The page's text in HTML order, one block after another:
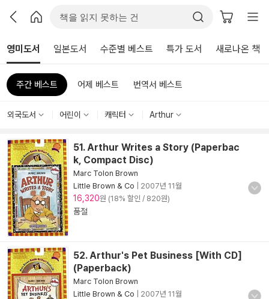
영미도서 일본도서 수준별 베스트 특가 도서 새로나온 책
주간 베스트 어제 베스트 번역서 베스트
외국도서 어린이 캐릭터 Arthur
51. Arthur Writes a Story (Paperbac
k, Compact Disc)
Marc Tolon Brown
Little Brown & Co
2007년 11월
16,320원 (18% 할인 / 820원)
품절
52. Arthur's Pet Business [With CD]
(Paperback)
Marc Tolon Brown
Little Brown & Co
2007년 11월